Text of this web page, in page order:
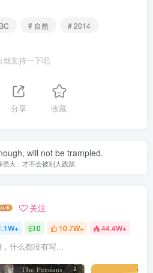
# 自然 # 2014
就支持一下吧
分享 收藏
will not be trampled.
强大，才不会被别人践踏
关注
0 10.7W+ 44.4W+
什么都没有写...